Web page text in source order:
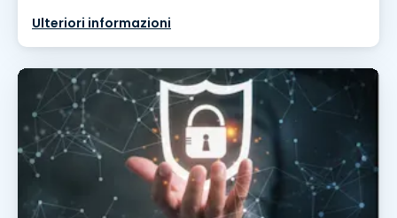
Ulteriori informazioni